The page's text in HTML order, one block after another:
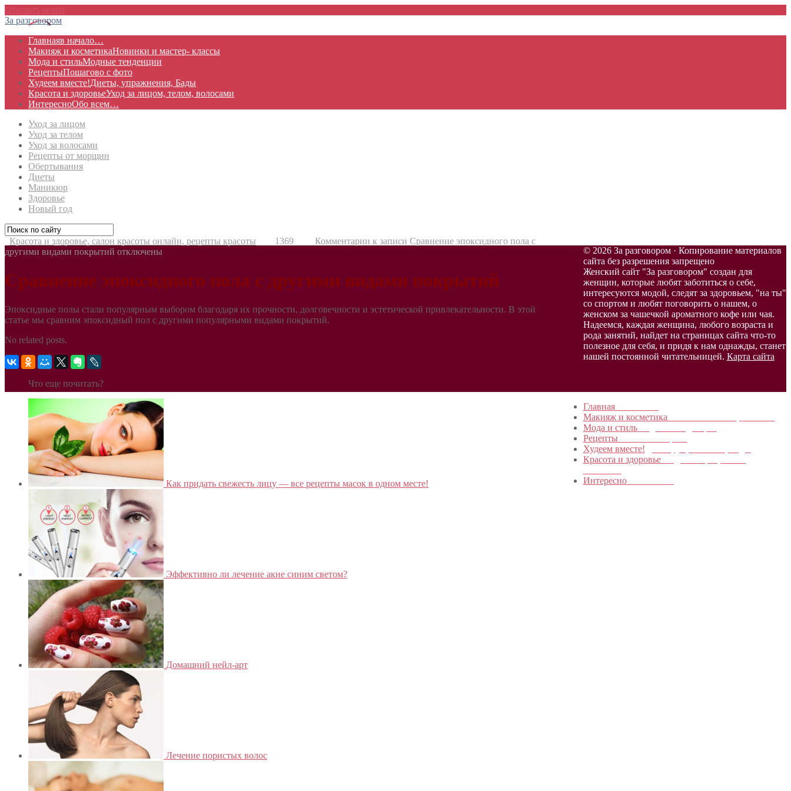
За разговором
Главнаяв начало…
Макияж и косметикаНовинки и мастер- классы
Мода и стильМодные тенденции
РецептыПошагово с фото
Худеем вместе!Диеты, упражнения, Бады
Красота и здоровьеУход за лицом, телом, волосами
ИнтересноОбо всем…
Уход за лицом
Уход за телом
Уход за волосами
Рецепты от морщин
Обертывания
Диеты
Маникюр
Здоровье
Новый год
Красота и здоровье, салон красоты онлайн, рецепты красоты 1369 Комментарии к записи Сравнение эпоксидного пола с
другими видами покрытий отключены
Сравнение эпоксидного пола с другими видами покрытий
Эпоксидные полы стали популярным выбором благодаря их прочности, долговечности и эстетической привлекательности. В этой
статье мы сравним эпоксидный пол с другими популярными видами покрытий.
No related posts.
Что еще почитать?
Как придать свежесть лицу — все рецепты масок в одном месте!
Эффективно ли лечение акне синим светом?
Домашний нейл-арт
Лечение пористых волос
© 2026 За разговором · Копирование материалов
сайта без разрешения запрещено
Женский сайт "За разговором" создан для
женщин, которые любят заботиться о себе,
интересуются модой, следят за здоровьем, "на ты"
со спортом и любят поговорить о нашем, о
женском за чашечкой ароматного кофе или чая.
Надеемся, каждая женщина, любого возраста и
рода занятий, найдет на страницах сайта что-то
полезное для себя, и придя к нам однажды, станет
нашей постоянной читательницей. Карта сайта
Главнаяв начало…
Макияж и косметика
Мода и стильМодные тенденции
РецептыПошагово с фото
Худеем вместе!
Красота и здоровьеУход за лицом, телом,
ИнтересноОбо всем…